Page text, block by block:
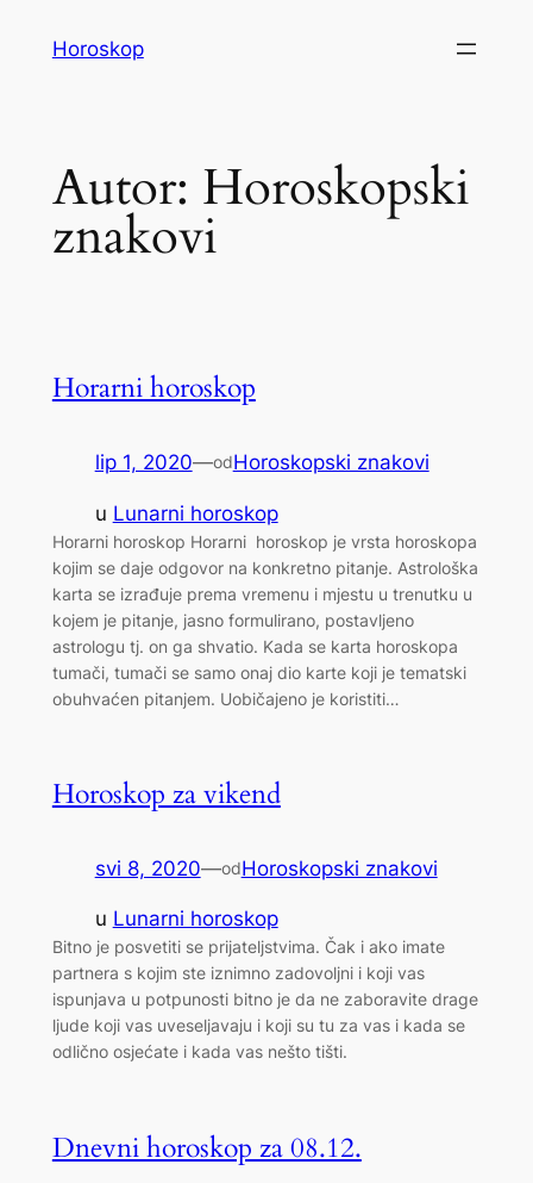
Horoskop
Autor: Horoskopski
znakovi
Horarni horoskop
lip 1, 2020—odHoroskopski znakovi
u Lunarni horoskop
Horarni horoskop Horarni horoskop je vrsta horoskopa
kojim se daje odgovor na konkretno pitanje. Astrološka
karta se izrađuje prema vremenu i mjestu u trenutku u
kojem je pitanje, jasno formulirano, postavljeno
astrologu tj. on ga shvatio. Kada se karta horoskopa
tumači, tumači se samo onaj dio karte koji je tematski
obuhvaćen pitanjem. Uobičajeno je koristiti…
Horoskop za vikend
svi 8, 2020—odHoroskopski znakovi
u Lunarni horoskop
Bitno je posvetiti se prijateljstvima. Čak i ako imate
partnera s kojim ste iznimno zadovoljni i koji vas
ispunjava u potpunosti bitno je da ne zaboravite drage
ljude koji vas uveseljavaju i koji su tu za vas i kada se
odlično osjećate i kada vas nešto tišti.
Dnevni horoskop za 08.12.